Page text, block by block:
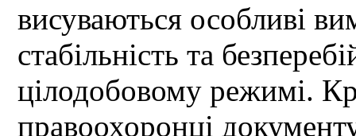
висуваються особливі
стабільність та
цілодобовому режимі.
правоохоронці